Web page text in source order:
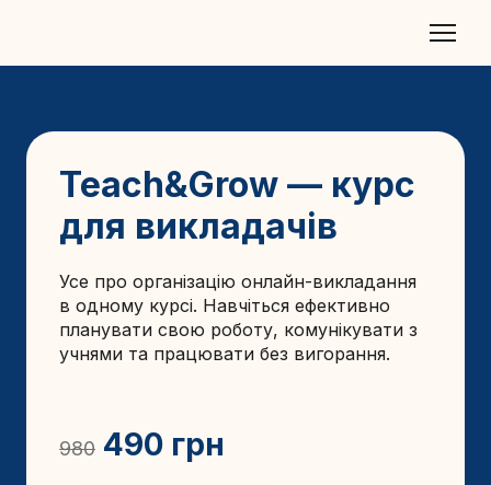
Teach&Grow — курс
для викладачів
Усе про організацію онлайн-викладання
в одному курсі. Навчіться ефективно
планувати свою роботу, комунікувати з
учнями та працювати без вигорання.
980 490 грн